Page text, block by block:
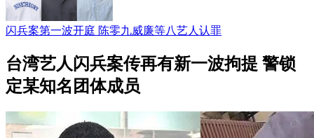
闪兵案第一波开庭 陈零九威廉等八艺人认罪
台湾艺人闪兵案传再有新一波拘提 警锁
定某知名团体成员